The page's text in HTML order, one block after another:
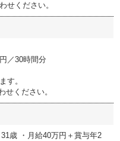
せください。
／30時間分
す。
ください。
歳 ・月給40万円＋賞与年2